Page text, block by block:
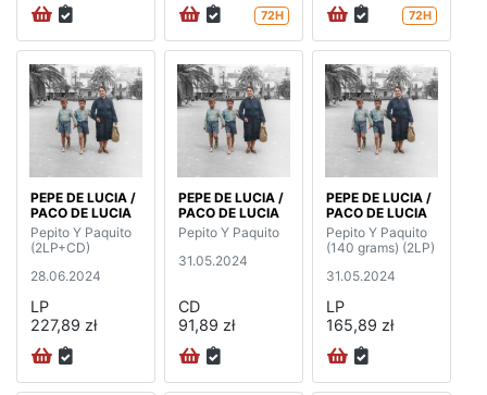
72H 72H
PEPE DE LUCIA /
PACO DE LUCIA
Pepito Y Paquito
(2LP+CD)
28.06.2024
LP
227,89 zł
PEPE DE LUCIA /
PACO DE LUCIA
Pepito Y Paquito
31.05.2024
CD
91,89 zł
PEPE DE LUCIA /
PACO DE LUCIA
Pepito Y Paquito
(140 grams) (2LP)
31.05.2024
LP
165,89 zł